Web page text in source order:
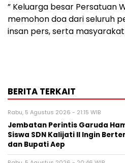
” Keluarga besar Persatuan
memohon doa dari seluruh
insan pers, serta
BERITA TERKAIT
Rabu, 5 Agustus 2026 - 21:15 WIB
Jembatan Perintis Garuda
Siswa SDN Kalijati II Ingin
dan Bupati Aep